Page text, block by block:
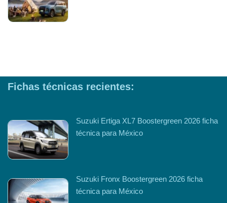
Fichas técnicas recientes:
Suzuki Ertiga XL7 Boostergreen 2026 ficha
técnica para México
Suzuki Fronx Boostergreen 2026 ficha
técnica para México